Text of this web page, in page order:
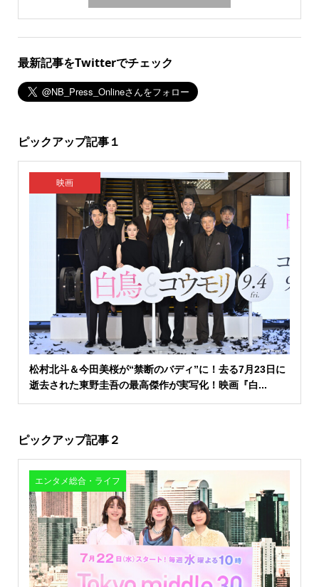
最新記事をTwitterでチェック
ピックアップ記事１
映画
松村北斗＆今田美桜が“禁断のバディ”に！去る7月23日に
逝去された東野圭吾の最高傑作が実写化！映画『白...
ピックアップ記事２
エンタメ総合・ライフ